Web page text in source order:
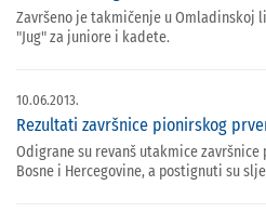
Završeno je takmičenje u Omladinskoj
"Jug" za juniore i kadete.
10.06.2013.
Rezultati završnice pionirskog
Odigrane su revanš utakmice
Bosne i Hercegovine, a postignuti su